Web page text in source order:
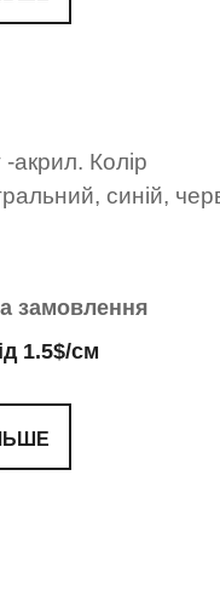
акрил. Колір
синій,
замовлення
1.5$/см